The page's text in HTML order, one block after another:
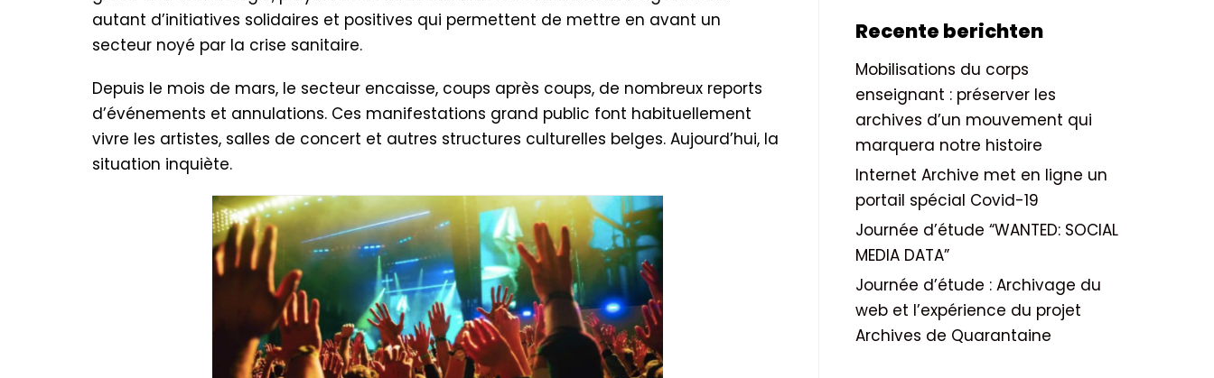
autant d’initiatives solidaires et positives qui permettent de mettre en avant un
secteur noyé par la crise sanitaire.
Depuis le mois de mars, le secteur encaisse, coups après coups, de nombreux reports
d’événements et annulations. Ces manifestations grand public font habituellement
vivre les artistes, salles de concert et autres structures culturelles belges. Aujourd’hui, la
situation inquiète.
Recente berichten
Mobilisations du corps
enseignant : préserver les
archives d’un mouvement qui
marquera notre histoire
Internet Archive met en ligne un
portail spécial Covid-19
Journée d’étude “WANTED: SOCIAL
MEDIA DATA”
Journée d’étude : Archivage du
web et l’expérience du projet
Archives de Quarantaine